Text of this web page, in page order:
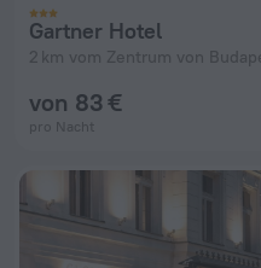
Gartner Hotel
2 km vom Zentrum von
von 83 €
pro Nacht